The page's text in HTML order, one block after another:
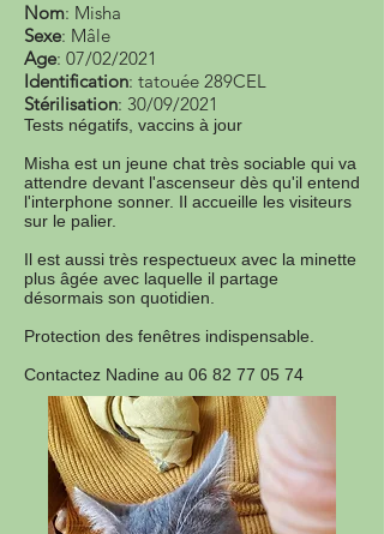
Nom: Misha
Sexe: Mâle
Age: 07/02/2021
Identification: tatouée 289CEL
Stérilisation: 30/09/2021
Tests négatifs, vaccins à jour
Misha est un jeune chat très sociable qui va
attendre devant l'ascenseur dès qu'il entend
l'interphone sonner. Il accueille les visiteurs
sur le palier.
Il est aussi très respectueux avec la minette
plus âgée avec laquelle il partage
désormais son quotidien.
Protection des fenêtres indispensable.
Contactez Nadine au 06 82 77 05 74